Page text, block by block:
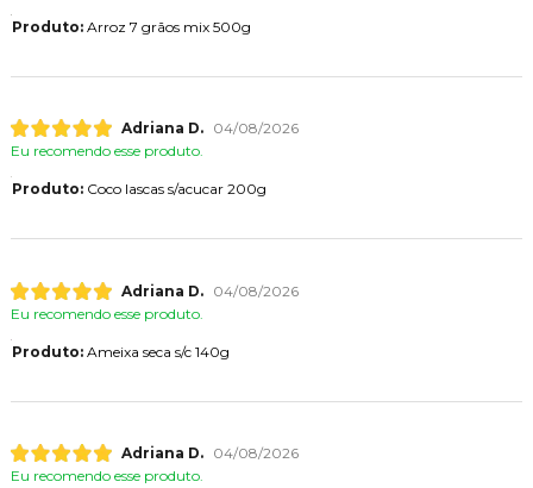
Produto:Arroz 7 grãos mix 500g
Adriana D.
04/08/2026
Eu recomendo esse produto.
Produto:Coco lascas s/acucar 200g
Adriana D.
04/08/2026
Eu recomendo esse produto.
Produto:Ameixa seca s/c 140g
Adriana D.
04/08/2026
Eu recomendo esse produto.